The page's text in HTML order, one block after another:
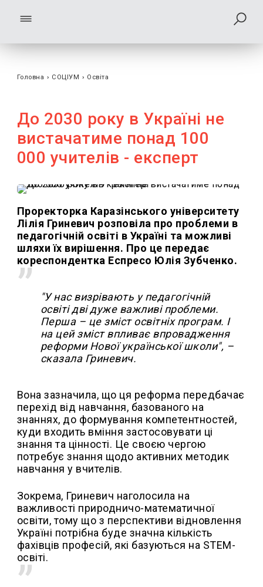
Головна › СОЦІУМ › Освіта
До 2030 року в Україні не
вистачатиме понад 100
000 учителів - експерт
Проректорка Каразінського університету
Лілія Гриневич розповіла про проблеми в
педагогічній освіті в Україні та можливі
шляхи їх вирішення. Про це передає
кореспондентка Еспресо Юлія Зубченко.
"У нас визрівають у педагогічній
освіті дві дуже важливі проблеми.
Перша – це зміст освітніх програм. І
на цей зміст впливає впровадження
реформи Нової української школи", –
сказала Гриневич.
Вона зазначила, що ця реформа передбачає
перехід від навчання, базованого на
знаннях, до формування компетентностей,
куди входить вміння застосовувати ці
знання та цінності. Це своєю чергою
потребує знання щодо активних методик
навчання у вчителів.
Зокрема, Гриневич наголосила на
важливості природничо-математичної
освіти, тому що з перспективи відновлення
Україні потрібна буде значна кількість
фахівців професій, які базуються на STEM-
освіті.